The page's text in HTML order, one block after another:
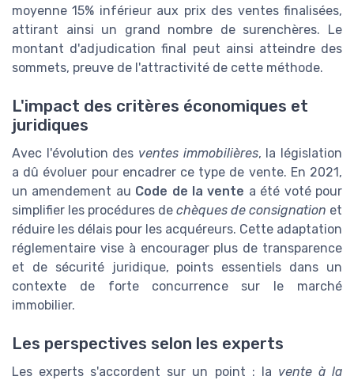
moyenne 15% inférieur aux prix des ventes finalisées,
attirant ainsi un grand nombre de surenchères. Le
montant d'adjudication final peut ainsi atteindre des
sommets, preuve de l'attractivité de cette méthode.
L'impact des critères économiques et
juridiques
Avec l'évolution des ventes immobilières, la législation
a dû évoluer pour encadrer ce type de vente. En 2021,
un amendement au Code de la vente a été voté pour
simplifier les procédures de chèques de consignation et
réduire les délais pour les acquéreurs. Cette adaptation
réglementaire vise à encourager plus de transparence
et de sécurité juridique, points essentiels dans un
contexte de forte concurrence sur le marché
immobilier.
Les perspectives selon les experts
Les experts s'accordent sur un point : la vente à la